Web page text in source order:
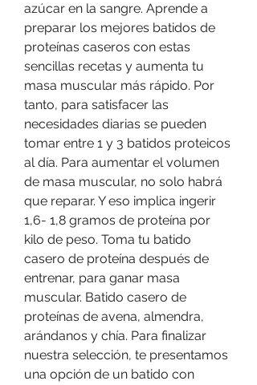
azúcar en la sangre. Aprende a
preparar los mejores batidos de
proteínas caseros con estas
sencillas recetas y aumenta tu
masa muscular más rápido. Por
tanto, para satisfacer las
necesidades diarias se pueden
tomar entre 1 y 3 batidos proteicos
al día. Para aumentar el volumen
de masa muscular, no solo habrá
que reparar. Y eso implica ingerir
1,6- 1,8 gramos de proteína por
kilo de peso. Toma tu batido
casero de proteína después de
entrenar, para ganar masa
muscular. Batido casero de
proteínas de avena, almendra,
arándanos y chía. Para finalizar
nuestra selección, te presentamos
una opción de un batido con